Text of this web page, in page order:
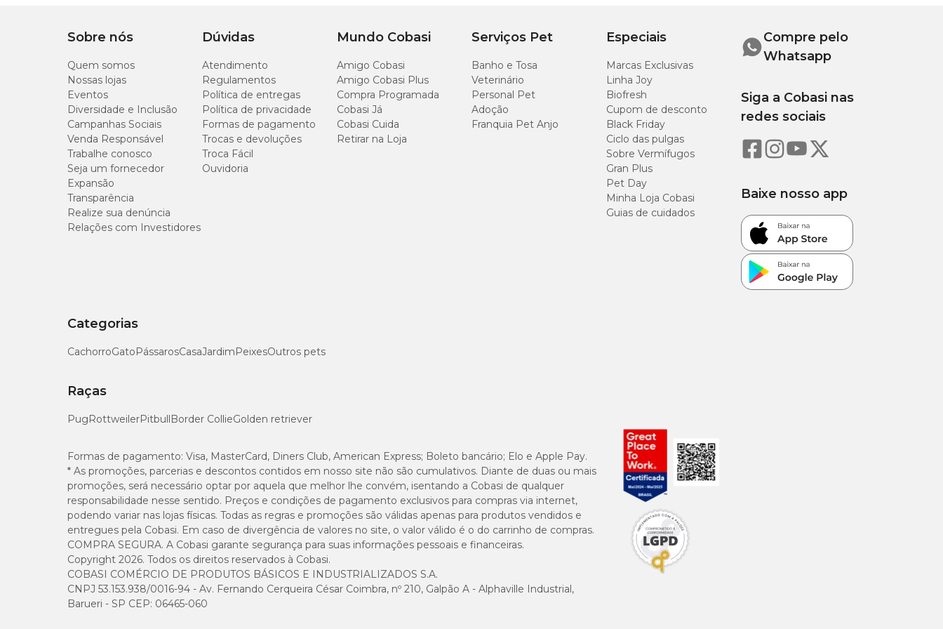
Sobre nós
Quem somos
Nossas lojas
Eventos
Diversidade e Inclusão
Campanhas Sociais
Venda Responsável
Trabalhe conosco
Seja um fornecedor
Expansão
Transparência
Realize sua denúncia
Relações com Investidores
Dúvidas
Atendimento
Regulamentos
Política de entregas
Política de privacidade
Formas de pagamento
Trocas e devoluções
Troca Fácil
Ouvidoria
Mundo Cobasi
Amigo Cobasi
Amigo Cobasi Plus
Compra Programada
Cobasi Já
Cobasi Cuida
Retirar na Loja
Serviços Pet
Banho e Tosa
Veterinário
Personal Pet
Adoção
Franquia Pet Anjo
Especiais
Marcas Exclusivas
Linha Joy
Biofresh
Cupom de desconto
Black Friday
Ciclo das pulgas
Sobre Vermífugos
Gran Plus
Pet Day
Minha Loja Cobasi
Guias de cuidados
Categorias
CachorroGatoPássarosCasaJardimPeixesOutros pets
Raças
PugRottweilerPitbullBorder CollieGolden retriever
Compre pelo
Whatsapp
Siga a Cobasi nas
redes sociais
Baixe nosso app
Formas de pagamento: Visa, MasterCard, Diners Club, American Express; Boleto bancário; Elo e Apple Pay.
* As promoções, parcerias e descontos contidos em nosso site não são cumulativos. Diante de duas ou mais
promoções, será necessário optar por aquela que melhor lhe convém, isentando a Cobasi de qualquer
responsabilidade nesse sentido. Preços e condições de pagamento exclusivos para compras via internet,
podendo variar nas lojas físicas. Todas as regras e promoções são válidas apenas para produtos vendidos e
entregues pela Cobasi. Em caso de divergência de valores no site, o valor válido é o do carrinho de compras.
COMPRA SEGURA. A Cobasi garante segurança para suas informações pessoais e financeiras.
Copyright 2026. Todos os direitos reservados à Cobasi.
COBASI COMÉRCIO DE PRODUTOS BÁSICOS E INDUSTRIALIZADOS S.A.
CNPJ 53.153.938/0016-94 - Av. Fernando Cerqueira César Coimbra, nº 210, Galpão A - Alphaville Industrial,
Barueri - SP CEP: 06465-060